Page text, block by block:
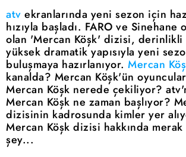
atv ekranlarında yeni sezon için
hızıyla başladı. FARO ve Sinehane
olan 'Mercan Köşk' dizisi,
yüksek dramatik yapısıyla yeni
buluşmaya hazırlanıyor. Mercan
kanalda? Mercan Köşk'ün
Mercan Köşk nerede çekiliyor?
Mercan Köşk ne zaman başlıyor?
dizisinin kadrosunda kimler yer
Mercan Köşk dizisi hakkında
şey...